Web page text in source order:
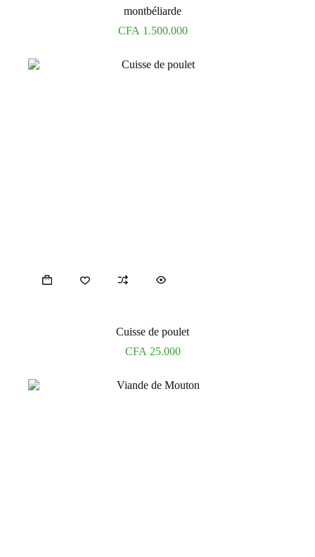
montbéliarde
CFA 1.500.000
Cuisse de poulet
CFA 25.000